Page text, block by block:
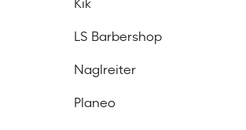
Kik
LS Barbershop
Naglreiter
Planeo